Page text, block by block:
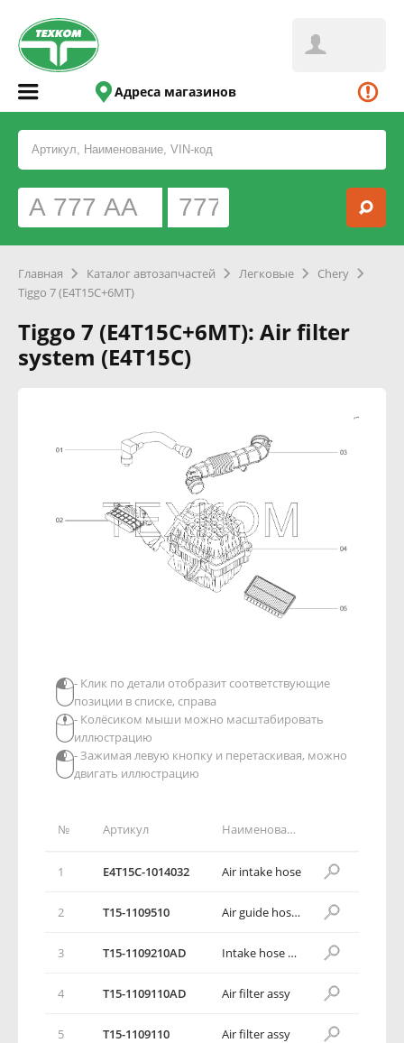
Адреса магазинов
Главная Каталог автозапчастей Легковые
Chery
Tiggo 7 (E4T15C+6MT)
Tiggo 7 (E4T15C+6MT): Air filter
system (E4T15C)
№ Артикул Наименование детали
1 E4T15C-1014032 Air intake hose
2 T15-1109510 Air guide hose assy
3 T15-1109210AD Intake hose assy
4 T15-1109110AD Air filter assy
5 T15-1109110 Air filter assy
- Клик по детали отобразит соответствующие
позиции в списке, справа
- Колёсиком мыши можно масштабировать
иллюстрацию
- Зажимая левую кнопку и перетаскивая, можно
двигать иллюстрацию